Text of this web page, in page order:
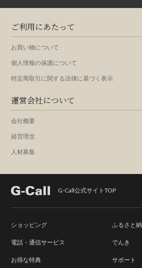
ご利用にあたって
お買い物について
個人情報の保護について
特定商取引に関する法律に基づく表示
運営会社について
会社概要
経営理念
人材募集
G-Call公式サイトTOP
ショッピング ふるさと
電話・通信サービス でんき
お得な特典 サポート